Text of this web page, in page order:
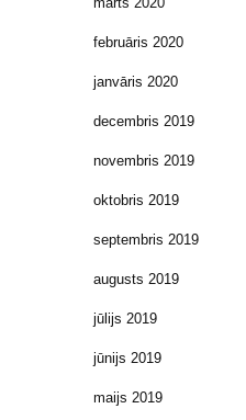
februāris 2020
janvāris 2020
decembris 2019
novembris 2019
oktobris 2019
septembris 2019
augusts 2019
jūlijs 2019
jūnijs 2019
maijs 2019